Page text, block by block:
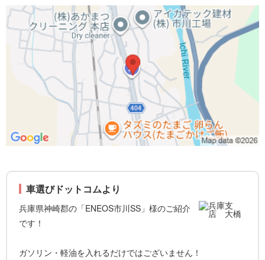
車選びドットコムより
兵庫県神崎郡の「ENEOS市川SS」様のご紹介
です！
ガソリン・軽油を入れるだけではございません！